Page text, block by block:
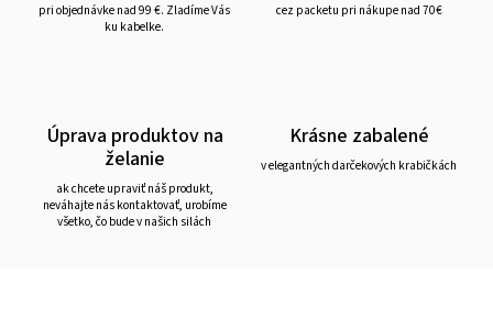
pri objednávke nad 99 €. Zladíme Vás
ku kabelke.
cez packetu pri nákupe nad 70€
Úprava produktov na
želanie
ak chcete upraviť náš produkt,
neváhajte nás kontaktovať, urobíme
všetko, čo bude v našich silách
Krásne zabalené
v elegantných darčekových krabičkách